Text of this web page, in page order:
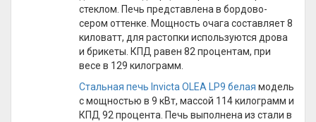
стеклом. Печь представлена в бордово-
сером оттенке. Мощность очага составляет 8
киловатт, для растопки используются дрова
и брикеты. КПД равен 82 процентам, при
весе в 129 килограмм.
Стальная печь Invicta OLEA LP9 белая модель
с мощностью в 9 кВт, массой 114 килограмм и
КПД 92 процента. Печь выполнена из стали в